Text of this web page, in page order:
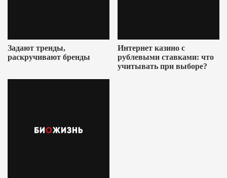
Задают тренды,
раскручивают бренды
Интернет казино с
рублевыми ставками: что
учитывать при выборе?